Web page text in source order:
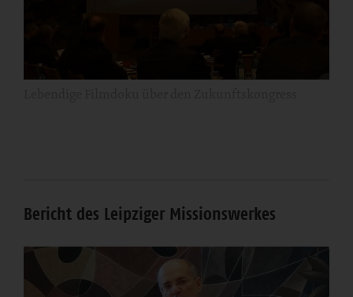
Bericht des Leipziger Missionswerkes